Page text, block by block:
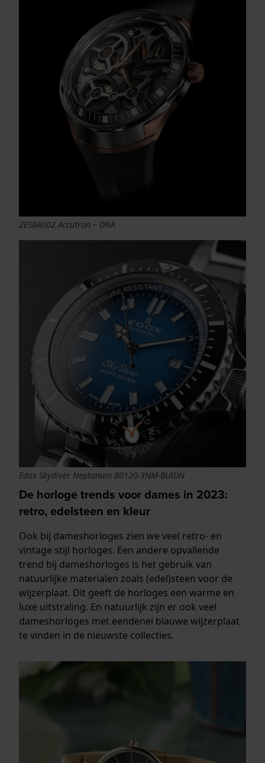
2ES8A002 Accutron – DNA
Edox Skydiver Neptunian 80120-3NM-BUIDN
De horloge trends voor dames in 2023:
retro, edelsteen en kleur
Ook bij dameshorloges zien we veel retro- en
vintage stijl horloges. Een andere opvallende
trend bij dameshorloges is het gebruik van
natuurlijke materialen zoals (edel)steen voor de
wijzerplaat. Dit geeft de horloges een warme en
luxe uitstraling. En natuurlijk zijn er ook veel
dameshorloges met eendenei blauwe wijzerplaat
te vinden in de nieuwste collecties.